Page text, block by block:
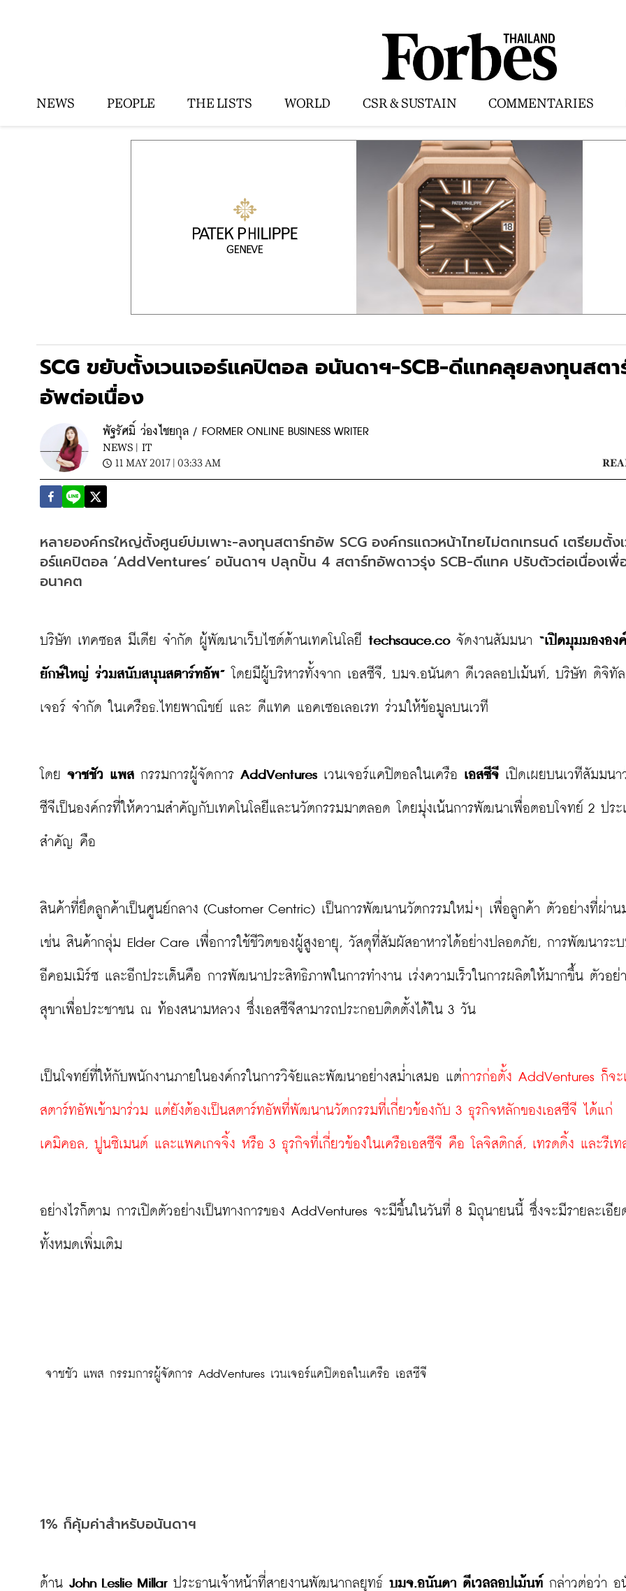
NEWS PEOPLE THE LISTS WORLD CSR & SUSTAIN COMMENTARIES
SCG ขยับตั้งเวนเจอร์แคปิตอล อนันดาฯ-SCB-ดีแทคลุยลงทุนสตา
อัพต่อเนื่อง
พัฐรัศมิ์ ว่องไชยกุล / FORMER ONLINE BUSINESS WRITER
NEWS | IT
11 MAY 2017 | 03:33 AM
หลายองค์กรใหญ่ตั้งศูนย์บ่มเพาะ-ลงทุนสตาร์ทอัพ SCG องค์กรแถวหน้าไทยไม่ตกเทรนด์ เตรียมตั้งเ
อร์แคปิตอล ‘AddVentures’ อนันดาฯ ปลุกปั้น 4 สตาร์ทอัพดาวรุ่ง SCB-ดีแทค ปรับตัวต่อเนื่องเพื่
อนาคต
บริษัท เทคซอส มีเดีย จำกัด ผู้พัฒนาเว็บไซต์ด้านเทคโนโลยี techsauce.co จัดงานสัมมนา “เปิดมุมมององ
ยักษ์ใหญ่ ร่วมสนับสนุนสตาร์ทอัพ” โดยมีผู้บริหารทั้งจาก เอสซีจี, บมจ.อนันดา ดีเวลลอปเม้นท์, บริษัท ดิจิทั
เจอร์ จำกัด ในเครือธ.ไทยพาณิชย์ และ ดีแทค แอคเซอเลอเรท ร่วมให้ข้อมูลบนเวที
โดย จาชชัว แพส กรรมการผู้จัดการ AddVentures เวนเจอร์แคปิตอลในเครือ เอสซีจี เปิดเผยบนเวทีสัมมนา
ซีจีเป็นองค์กรที่ให้ความสำคัญกับเทคโนโลยีและนวัตกรรมมาตลอด โดยมุ่งเน้นการพัฒนาเพื่อตอบโจทย์ 2 ประ
สำคัญ คือ
สินค้าที่ยึดลูกค้าเป็นศูนย์กลาง (Customer Centric) เป็นการพัฒนานวัตกรรมใหม่ๆ เพื่อลูกค้า ตัวอย่างที่ผ่าน
เช่น สินค้ากลุ่ม Elder Care เพื่อการใช้ชีวิตของผู้สูงอายุ, วัสดุที่สัมผัสอาหารได้อย่างปลอดภัย, การพัฒนาระ
อีคอมเมิร์ซ และอีกประเด็นคือ การพัฒนาประสิทธิภาพในการทำงาน เร่งความเร็วในการผลิตให้มากขึ้น ตัวอย่
สุขาเพื่อประชาชน ณ ท้องสนามหลวง ซึ่งเอสซีจีสามารถประกอบติดตั้งได้ใน 3 วัน
เป็นโจทย์ที่ให้กับพนักงานภายในองค์กรในการวิจัยและพัฒนาอย่างสม่ำเสมอ แต่การก่อตั้ง AddVentures ก็จะ
สตาร์ทอัพเข้ามาร่วม แต่ยังต้องเป็นสตาร์ทอัพที่พัฒนานวัตกรรมที่เกี่ยวข้องกับ 3 ธุรกิจหลักของเอสซีจี ได้แก่
เคมิคอล, ปูนซิเมนต์ และแพคเกจจิ้ง หรือ 3 ธุรกิจที่เกี่ยวข้องในเครือเอสซีจี คือ โลจิสติกส์, เทรดดิ้ง และรีเท
อย่างไรก็ตาม การเปิดตัวอย่างเป็นทางการของ AddVentures จะมีขึ้นในวันที่ 8 มิถุนายนนี้ ซึ่งจะมีรายละเอีย
ทั้งหมดเพิ่มเติม
จาชชัว แพส กรรมการผู้จัดการ AddVentures เวนเจอร์แคปิตอลในเครือ เอสซีจี
1% ก็คุ้มค่าสำหรับอนันดาฯ
ด้าน John Leslie Millar ประธานเจ้าหน้าที่สายงานพัฒนากลยุทธ์ บมจ.อนันดา ดีเวลลอปเม้นท์ กล่าวต่อว่า อ